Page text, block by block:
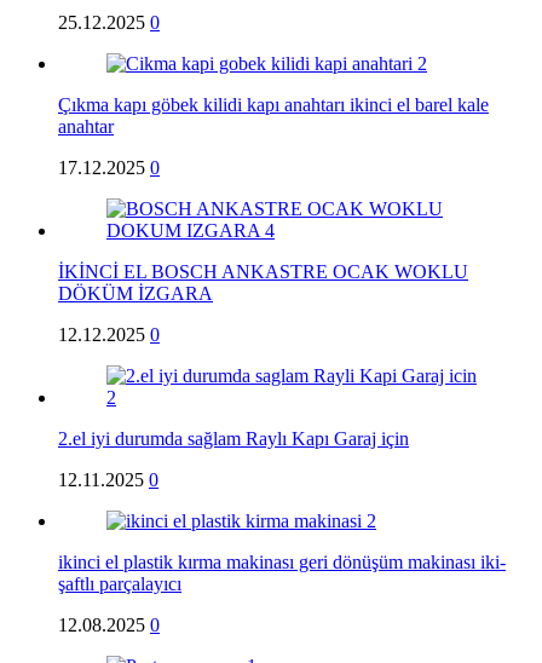
25.12.2025 0
Çıkma kapı göbek kilidi kapı anahtarı ikinci el barel kale
anahtar
17.12.2025 0
İKİNCİ EL BOSCH ANKASTRE OCAK WOKLU
DÖKÜM İZGARA
12.12.2025 0
2.el iyi durumda sağlam Raylı Kapı Garaj için
12.11.2025 0
ikinci el plastik kırma makinası geri dönüşüm makinası iki-
şaftlı parçalayıcı
12.08.2025 0